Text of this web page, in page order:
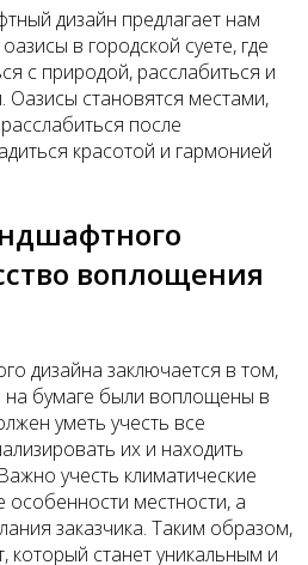
дизайн предлагает нам
в городской суете, где
с природой, расслабиться и
Оазисы становятся местами,
после
красотой и гармонией
воплощения
дизайна заключается в том,
на бумаге были воплощены в
уметь учесть все
их и находить
учесть климатические
особенности местности, а
заказчика. Таким образом,
который станет уникальным и